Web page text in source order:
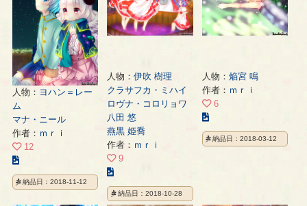
ペ
ー
ペ
ー
ジ
ペ
ー
ジ
人物： ヨハン＝レー
ム
マナ・ニール
作者： ｍｒｉ
12
の
イ
納品日：2018-11-12
人物：伊吹 樹理
クラサフカ・ミハイ
ロヴナ・コロリョワ
八田 悠
燕黒 姫喬
作者： ｍｒｉ
9
の
イ
納品日：2018-10-28
人物： 焔宮 鳴
作者： ｍｒｉ
6
の
イ
納品日：2018-03-12